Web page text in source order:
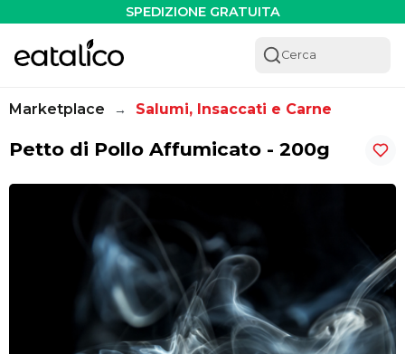
SPEDIZIONE GRATUITA
Cerca
Marketplace → Salumi, Insaccati e Carne
Petto di Pollo Affumicato - 200g
Petto di Pollo Affumicato - 200g - Eatalico.it